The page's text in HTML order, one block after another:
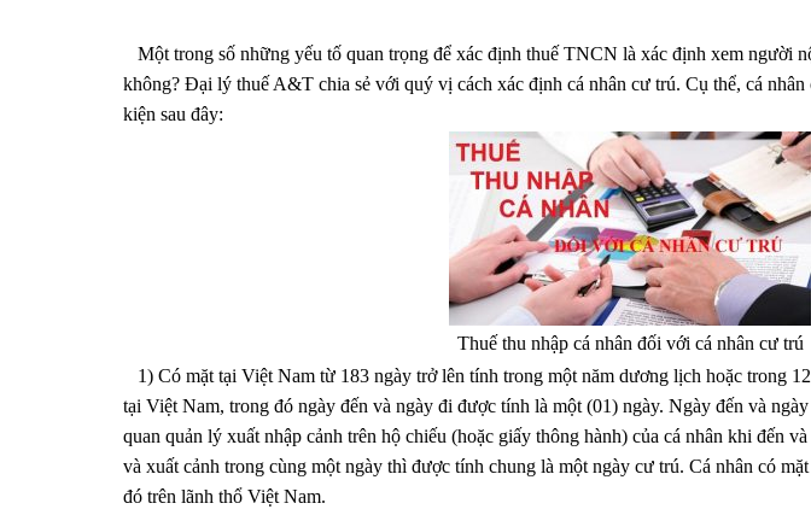
Một trong số những yếu tố quan trọng để xác định thuế TNCN là xác định xem người
không? Đại lý thuế A&T chia sẻ với quý vị cách xác định cá nhân cư trú. Cụ thể, cá
kiện sau đây:
Thuế thu nhập cá nhân đối với cá nhân cư trú
1) Có mặt tại Việt Nam từ 183 ngày trở lên tính trong một năm dương lịch hoặc trong
tại Việt Nam, trong đó ngày đến và ngày đi được tính là một (01) ngày. Ngày đến và
quan quản lý xuất nhập cảnh trên hộ chiếu (hoặc giấy thông hành) của cá nhân khi đến
và xuất cảnh trong cùng một ngày thì được tính chung là một ngày cư trú. Cá nhân có
đó trên lãnh thổ Việt Nam.